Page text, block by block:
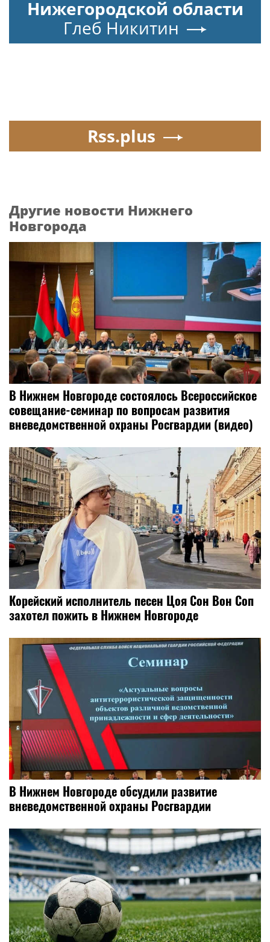
Нижегородской области
Глеб Никитин
Rss.plus
Другие новости Нижнего
Новгорода
В Нижнем Новгороде состоялось Всероссийское
совещание-семинар по вопросам развития
вневедомственной охраны Росгвардии (видео)
Корейский исполнитель песен Цоя Сон Вон Соп
захотел пожить в Нижнем Новгороде
В Нижнем Новгороде обсудили развитие
вневедомственной охраны Росгвардии